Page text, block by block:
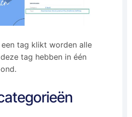
tag klikt worden alle
tag hebben in één